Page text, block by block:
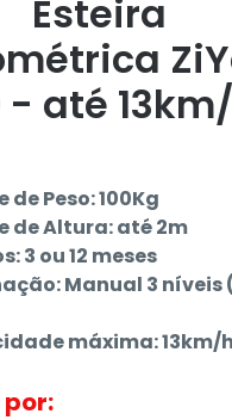
Esteira
- até
de Peso: 100Kg
de Altura: até 2m
3 ou 12 meses
Manual 3 níveis
máxima: 13km/h
por: